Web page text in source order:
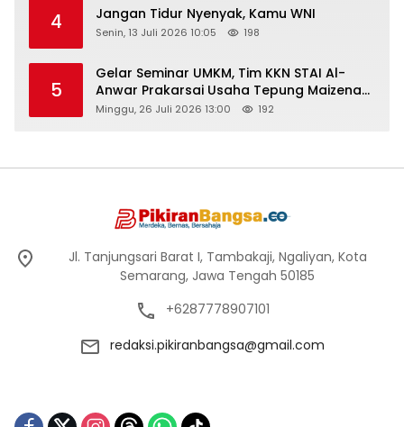
4 Jangan Tidur Nyenyak, Kamu WNI
Senin, 13 Juli 2026 10:05 198
5
Gelar Seminar UMKM, Tim KKN STAI Al-
Anwar Prakarsai Usaha Tepung Maizena
di Logung
Minggu, 26 Juli 2026 13:00 192
Jl. Tanjungsari Barat I, Tambakaji, Ngaliyan, Kota
Semarang, Jawa Tengah 50185
+6287778907101
redaksi.pikiranbangsa@gmail.com